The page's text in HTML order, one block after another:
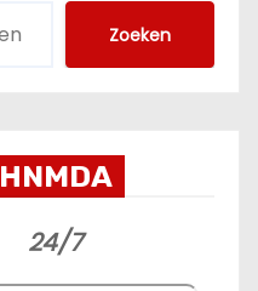
Zoeken
24/7